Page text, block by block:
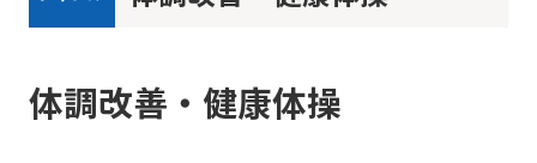
体調改善・健康体操